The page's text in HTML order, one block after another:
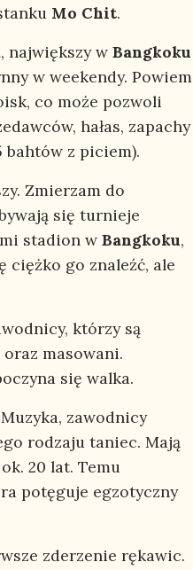
Mo Chit.
, największy wBangkoku
w weekendy. Powiem
co może pozwoli
hałas, zapachy
bahtów z piciem).
Zmierzam do
się turnieje
mi stadion wBangkoku,
ciężko go znaleźć, ale
którzy są
masowani.
się walka.
zawodnicy
rodzaju taniec. Mają
20 lat. Temu
potęguje egzotyczny
zderzenie rękawic.